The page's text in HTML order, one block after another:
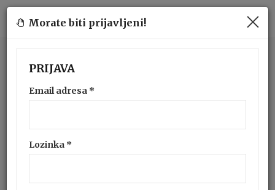
Morate biti prijavljeni!
PRIJAVA
Email adresa *
Lozinka *